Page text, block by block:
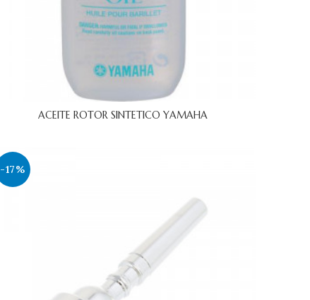
ACEITE ROTOR SINTETICO YAMAHA
-17%